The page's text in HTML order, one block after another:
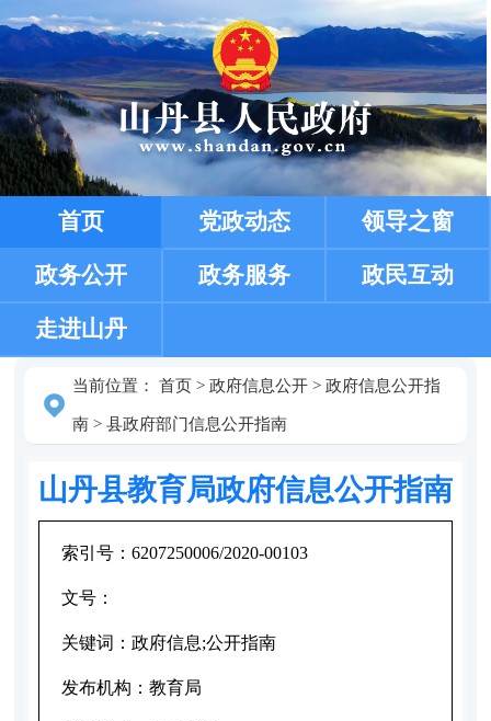
首页 党政动态 领导之窗
政务公开 政务服务 政民互动
走进山丹
当前位置： 首页> 政府信息公开> 政府信息公开指
南> 县政府部门信息公开指南
山丹县教育局政府信息公开指南
索引号： 6207250006/2020-00103
文号：
关键词： 政府信息;公开指南
发布机构： 教育局